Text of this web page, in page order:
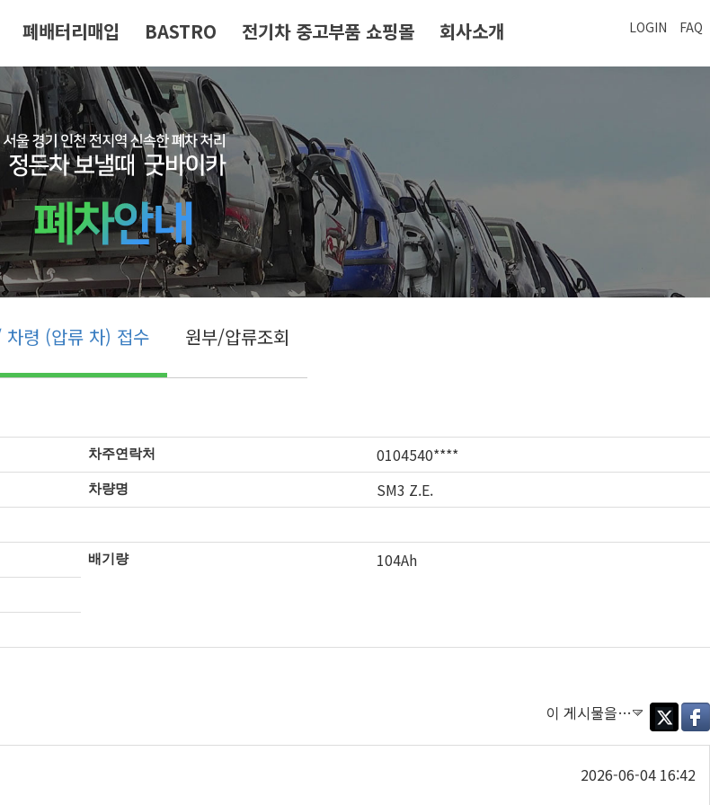
LOGIN FAQ
폐배터리매입 BASTRO 전기차 중고부품 쇼핑몰 회사소개
령 (압류 차) 접수 원부/압류조회
차주연락처 0104540****
차량명 SM3 Z.E.
배기량 104Ah
이 게시물을…
Twitter
2026-06-04 16:42